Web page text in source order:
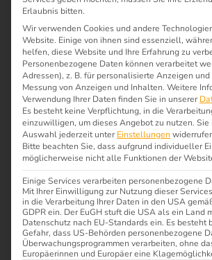
Ihr Kontakt
Sie haben Fragen zu
Software oder
Schicken Sie uns Ihre
das Kontaktformular oder
Sie uns direkt an. Wir
umgehend mit Ihnen in
Wir freuen uns auf Ihre
Erlaubnis bitten.
Wir verwenden Cookies und andere
Website. Einige von ihnen sind essenziell,
helfen, diese Website und Ihre Erfahrung zu
Personenbezogene Daten können verarbeitet
Adressen), z. B. für personalisierte Anzeigen
Messung von Anzeigen und Inhalten. Weitere
Verwendung Ihrer Daten finden Sie in unserer
Es besteht keine Verpflichtung, in die
einzuwilligen, um dieses Angebot zu nutzen. Sie
Auswahl jederzeit unterEinstellungen
Bitte beachten Sie, dass aufgrund individueller
möglicherweise nicht alle Funktionen der
Einige Services verarbeiten personenbezogene
Mit Ihrer Einwilligung zur Nutzung dieser
in die Verarbeitung Ihrer Daten in den USA
GDPR ein. Der EuGH stuft die USA als ein Land
Datenschutz nach EU-Standards ein. Es besteht
Gefahr, dass US-Behörden personenbezogene
Überwachungsprogrammen verarbeiten, ohne
Europäerinnen und Europäer eine